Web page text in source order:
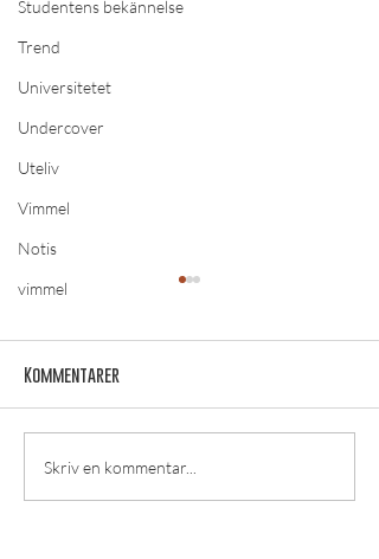
Studentens bekännelse
Trend
Universitetet
Undercover
Uteliv
Vimmel
Notis
vimmel
Ny ordförande för Örebro
Kårhus utsedd
Kommentarer
Skriv en kommentar...